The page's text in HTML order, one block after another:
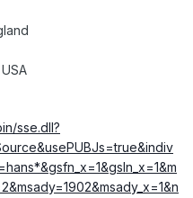
sse.dll?